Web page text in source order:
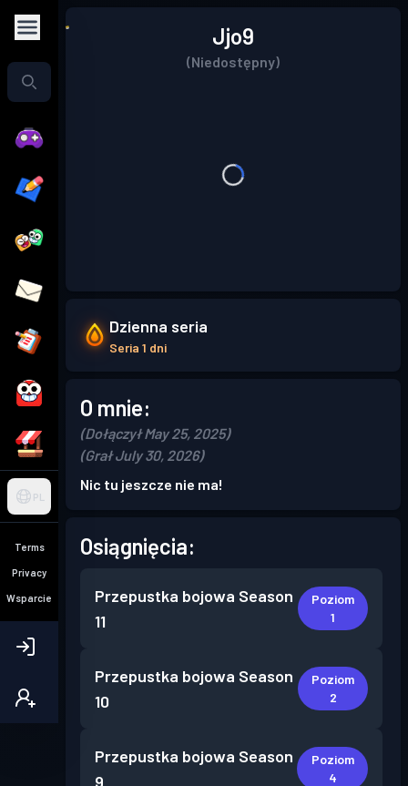
PL
Terms
Privacy
Wsparcie
Jjo9
(Niedostępny)
Dzienna seria
Seria 1 dni
O mnie:
(Dołączył May 25, 2025)
(Grał July 30, 2026)
Nic tu jeszcze nie ma!
Osiągnięcia:
Przepustka bojowa Season
11
Poziom
1
Przepustka bojowa Season
10
Poziom
2
Przepustka bojowa Season
9
Poziom
4